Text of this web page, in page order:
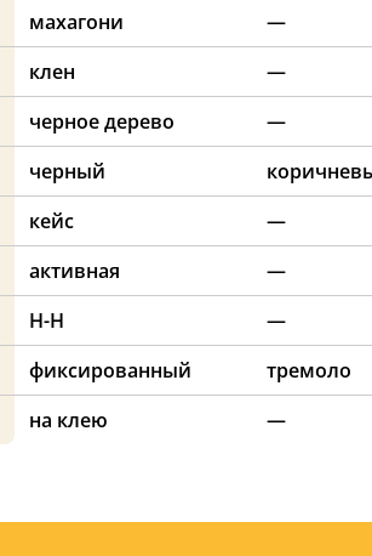
махагони —
клен —
черное дерево —
черный
кейс —
активная —
H-H —
фиксированный тремоло
на клею —